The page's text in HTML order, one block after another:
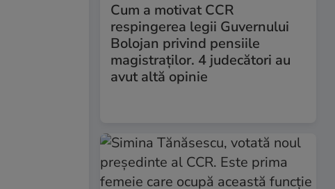
Cum a motivat CCR
respingerea legii Guvernului
Bolojan privind pensiile
magistraților. 4 judecători au
avut altă opinie